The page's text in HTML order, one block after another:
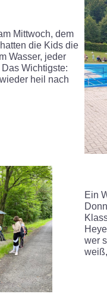
Mittwoch, dem
die Kids die
Wasser, jeder
Wichtigste:
heil nach
Ein
wer